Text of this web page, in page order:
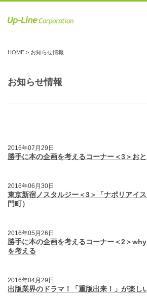
HOME > お知らせ情報
お知らせ情報
2016年07月29日
勝手に本の企画を考えるコーナー＜3＞お
2016年06月30日
東京新宿ノスタルジー＜3＞「ナポリアイ
門町）
2016年05月26日
勝手に本の企画を考えるコーナー＜2＞
を考える
2016年04月29日
出版業界のドラマ！「重版出来！」が楽しい